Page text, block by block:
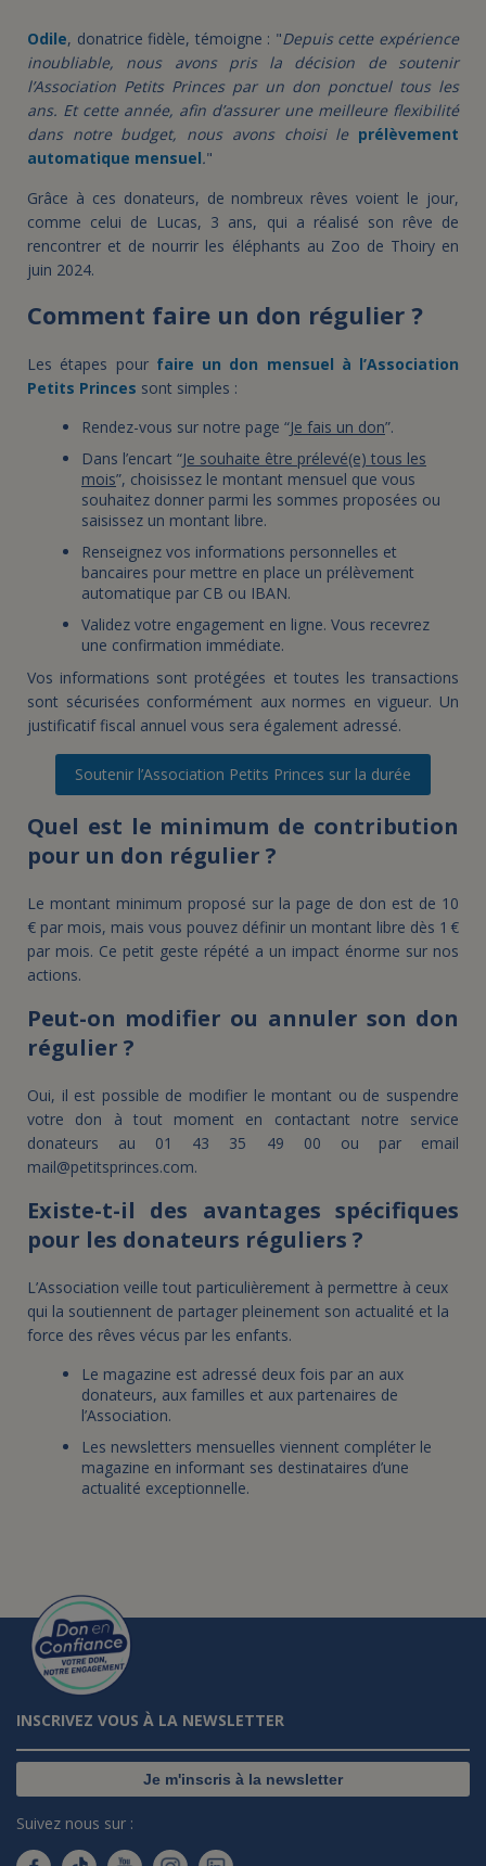
Odile, donatrice fidèle, témoigne : "Depuis cette expérience
inoubliable, nous avons pris la décision de soutenir
l’Association Petits Princes par un don ponctuel tous les
ans. Et cette année, afin d’assurer une meilleure flexibilité
dans notre budget, nous avons choisi le prélèvement
automatique mensuel."
Grâce à ces donateurs, de nombreux rêves voient le jour,
comme celui de Lucas, 3 ans, qui a réalisé son rêve de
rencontrer et de nourrir les éléphants au Zoo de Thoiry en
juin 2024.
Comment faire un don régulier ?
Les étapes pour faire un don mensuel à l’Association
Petits Princes sont simples :
Rendez-vous sur notre page “Je fais un don”.
Dans l’encart “Je souhaite être prélevé(e) tous les
mois”, choisissez le montant mensuel que vous
souhaitez donner parmi les sommes proposées ou
saisissez un montant libre.
Renseignez vos informations personnelles et
bancaires pour mettre en place un prélèvement
automatique par CB ou IBAN.
Validez votre engagement en ligne. Vous recevrez
une confirmation immédiate.
Vos informations sont protégées et toutes les transactions
sont sécurisées conformément aux normes en vigueur. Un
justificatif fiscal annuel vous sera également adressé.
Soutenir l’Association Petits Princes sur la durée
Quel est le minimum de contribution
pour un don régulier ?
Le montant minimum proposé sur la page de don est de 10
€ par mois, mais vous pouvez définir un montant libre dès 1 €
par mois. Ce petit geste répété a un impact énorme sur nos
actions.
Peut-on modifier ou annuler son don
régulier ?
Oui, il est possible de modifier le montant ou de suspendre
votre don à tout moment en contactant notre service
donateurs au 01 43 35 49 00 ou par email
mail@petitsprinces.com.
Existe-t-il des avantages spécifiques
pour les donateurs réguliers ?
L’Association veille tout particulièrement à permettre à ceux
qui la soutiennent de partager pleinement son actualité et la
force des rêves vécus par les enfants.
Le magazine est adressé deux fois par an aux
donateurs, aux familles et aux partenaires de
l’Association.
Les newsletters mensuelles viennent compléter le
magazine en informant ses destinataires d’une
actualité exceptionnelle.
INSCRIVEZ VOUS À LA NEWSLETTER
Je m'inscris à la newsletter
Suivez nous sur :